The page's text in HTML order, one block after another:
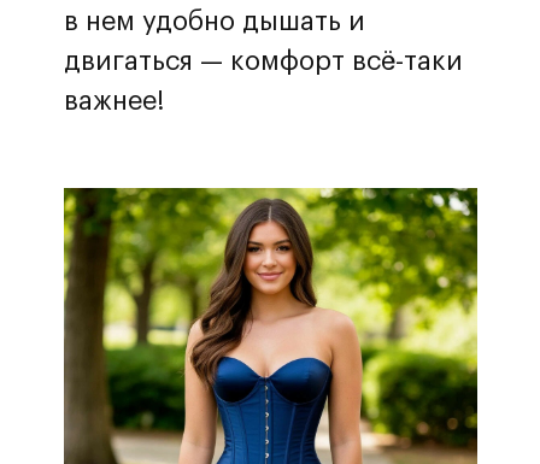
в нем удобно дышать и
двигаться — комфорт всё-таки
важнее!